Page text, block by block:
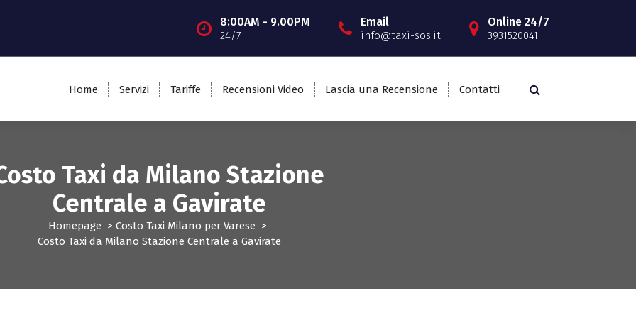
8:00AM - 9.00PM
24/7
Email
info@taxi-sos.it
Online 24/7
3931520041
Home Servizi Tariffe Recensioni Video Lascia una Recensione Contatti
Taxi da Milano Stazione
Centrale a Gavirate
Homepage > Costo Taxi Milano per Varese >
Costo Taxi da Milano Stazione Centrale a Gavirate